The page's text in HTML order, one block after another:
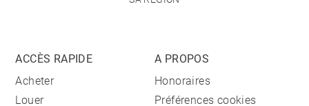
ACCÈS RAPIDE
Acheter
Louer
A PROPOS
Honoraires
Préférences cookies